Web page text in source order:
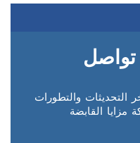
والتطورات
مزايا القابضة